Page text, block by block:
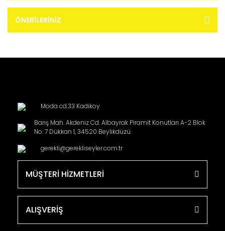
ÖNERILERINIZ
Moda cd.33 Kadikoy
Barış Mah. Akdeniz Cd. Albayrak Piramit Konutları A-2 Blok
No: 7 Dükkan 1, 34520 Beylikdüzü
gerekli@gerekliseyler.com.tr
MÜŞTERİ HİZMETLERİ
ALIŞVERİŞ